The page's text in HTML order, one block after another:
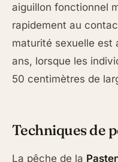
aiguillon fonctionnel
rapidement au
maturité sexuelle est
ans, lorsque les
50 centimètres de
Techniques de
La pêche de la